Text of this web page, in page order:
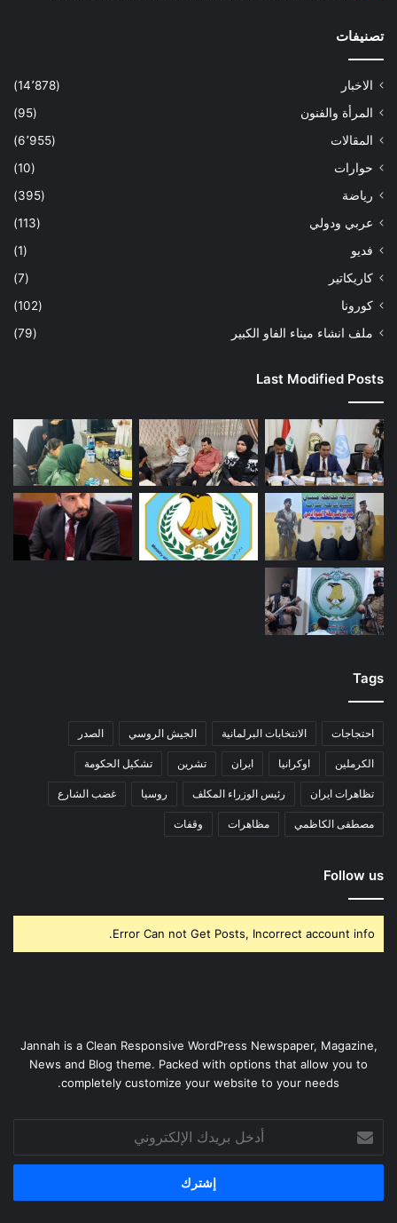
تصنيفات
الاخبار
(14٬878)
المرأة والفنون
(95)
المقالات
(6٬955)
حوارات
(10)
رياضة
(395)
عربي ودولي
(113)
فديو
(1)
كاريكاتير
(7)
كورونا
(102)
ملف انشاء ميناء الفاو الكبير
(79)
Last Modified Posts
Tags
احتجاجات الانتخابات البرلمانية الجيش الروسي الصدر
الكرملين اوكرانيا ايران تشرين تشكيل الحكومة
تظاهرات ايران رئيس الوزراء المكلف روسيا غضب الشارع
مصطفى الكاظمي مظاهرات وقفات
Follow us
Error Can not Get Posts, Incorrect account info.
Jannah is a Clean Responsive WordPress Newspaper, Magazine,
News and Blog theme. Packed with options that allow you to
completely customize your website to your needs.
بريدك
الإلكتروني